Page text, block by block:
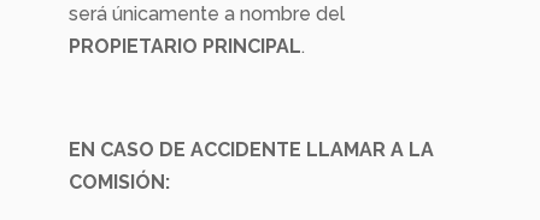
será únicamente a nombre del
PROPIETARIO PRINCIPAL.
EN CASO DE ACCIDENTE LLAMAR A LA
COMISIÓN: